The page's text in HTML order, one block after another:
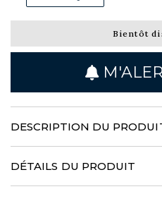
Bientôt
DESCRIPTION DU
Fabriquée à partir des plus belles
l'argument essentiel du gentleman
harmonieusement quelque soit le
DÉTAILS DU PRODUIT